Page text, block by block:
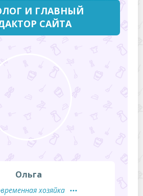
И ГЛАВНЫЙ
САЙТА
Ольга
хозяйка